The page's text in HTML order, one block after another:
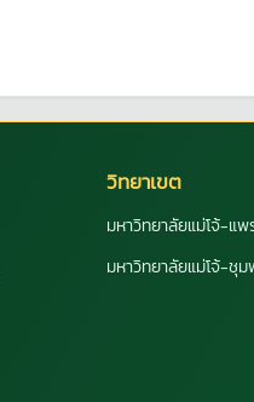
วิทยาเขต
มหาวิทยาลัยแม่โจ้-แพ
มหาวิทยาลัยแม่โจ้-ชุ